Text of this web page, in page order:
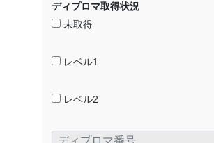
ディプロマ取得状況
未取得
レベル1
レベル2